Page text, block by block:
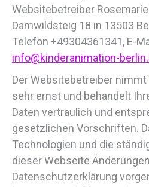
Websitebetreiber
Damwildsteig 18 in 13503
Telefon +49304361341, E-
info@kinderanimation-
Der Websitebetreiber
sehr ernst und behandelt
Daten vertraulich und
gesetzlichen Vorschriften.
Technologien und die
dieser Webseite
Datenschutzerklärung